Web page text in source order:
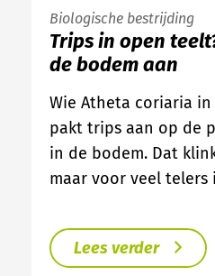
Biologische bestrijding
Trips in open
de bodem aan
Wie Atheta coriaria
pakt trips aan op de
in de bodem. Dat
maar voor veel
Lees verder